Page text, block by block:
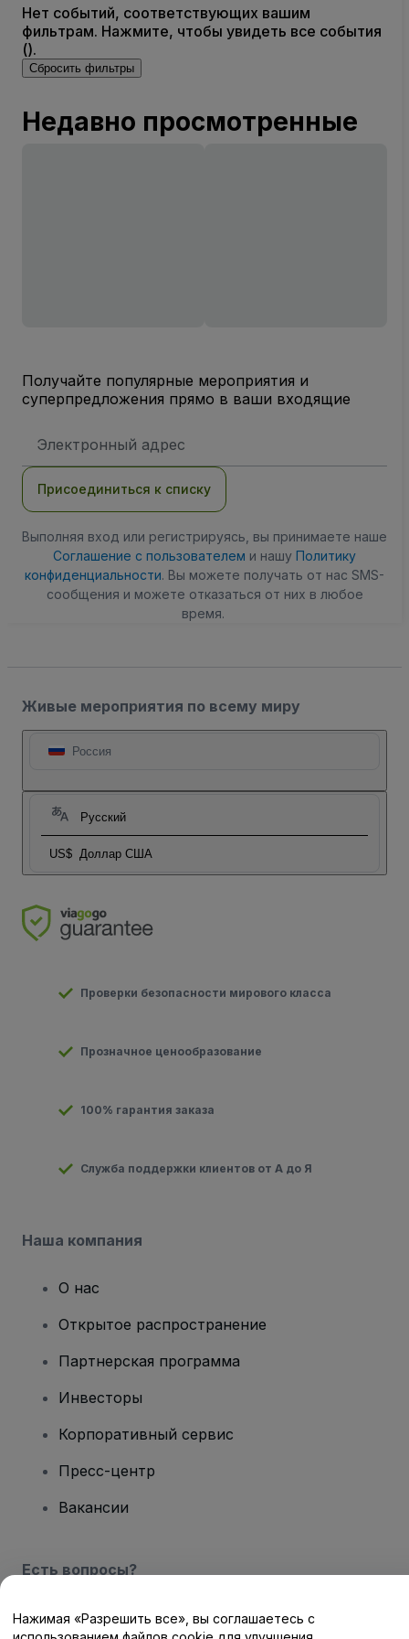
Нет событий, соответствующих вашим
фильтрам. Нажмите, чтобы увидеть все события
().
Сбросить фильтры
Недавно просмотренные
Получайте популярные мероприятия и
суперпредложения прямо в ваши входящие
электронной
Присоединиться к списку
Выполняя вход или регистрируясь, вы принимаете наше
Соглашение с пользователем и нашу Политику
конфиденциальности. Вы можете получать от нас SMS-
сообщения и можете отказаться от них в любое
время.
Живые мероприятия по всему миру
Россия
Русский
US$ Доллар США
Проверки безопасности мирового класса
Прозначное ценообразование
100% гарантия заказа
Служба поддержки клиентов от А до Я
Наша компания
О нас
Открытое распространение
Партнерская программа
Инвесторы
Корпоративный сервис
Пресс-центр
Вакансии
Есть вопросы?
Центр помощи / Свяжитесь с нами
Нажимая «Разрешить все», вы соглашаетесь с